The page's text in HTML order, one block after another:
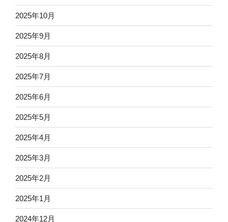
2025年10月
2025年9月
2025年8月
2025年7月
2025年6月
2025年5月
2025年4月
2025年3月
2025年2月
2025年1月
2024年12月